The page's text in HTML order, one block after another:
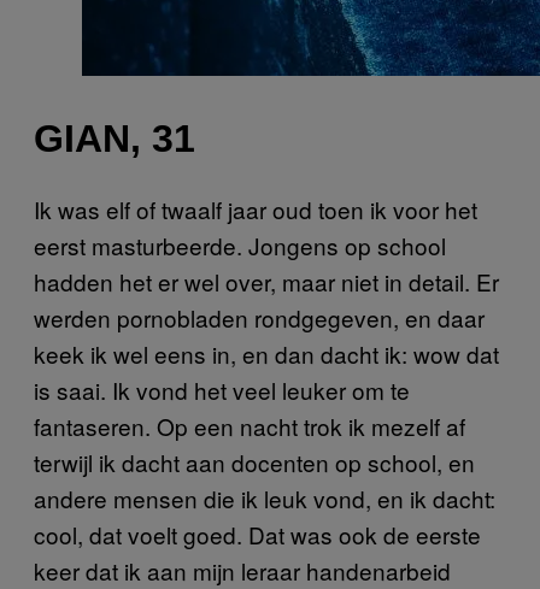
GIAN, 31
Ik was elf of twaalf jaar oud toen ik voor het
eerst masturbeerde. Jongens op school
hadden het er wel over, maar niet in detail. Er
werden pornobladen rondgegeven, en daar
keek ik wel eens in, en dan dacht ik: wow dat
is saai. Ik vond het veel leuker om te
fantaseren. Op een nacht trok ik mezelf af
terwijl ik dacht aan docenten op school, en
andere mensen die ik leuk vond, en ik dacht:
cool, dat voelt goed. Dat was ook de eerste
keer dat ik aan mijn leraar handenarbeid